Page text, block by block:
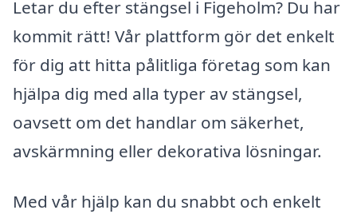
Letar du efter stängsel i Figeholm? Du har
kommit rätt! Vår plattform gör det enkelt
för dig att hitta pålitliga företag som kan
hjälpa dig med alla typer av stängsel,
oavsett om det handlar om säkerhet,
avskärmning eller dekorativa lösningar.
Med vår hjälp kan du snabbt och enkelt